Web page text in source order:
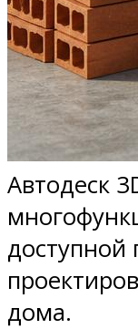
Автодеск
доступной
дома.